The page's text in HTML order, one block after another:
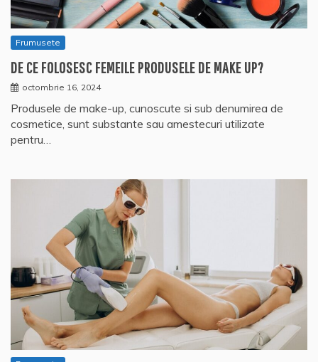
Frumusete
DE CE FOLOSESC FEMEILE PRODUSELE DE MAKE UP?
octombrie 16, 2024
Produsele de make-up, cunoscute si sub denumirea de
cosmetice, sunt substante sau amestecuri utilizate
pentru…